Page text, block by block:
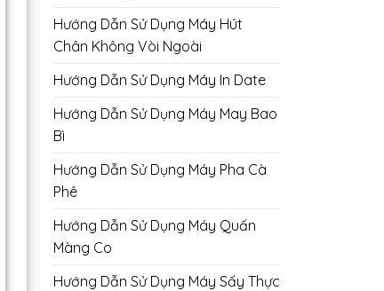
Hướng Dẫn Sử Dụng Máy Hút
Chân Không Vòi Ngoài
Hướng Dẫn Sử Dụng Máy In Date
Hướng Dẫn Sử Dụng Máy May Bao
Bì
Hướng Dẫn Sử Dụng Máy Pha Cà
Phê
Hướng Dẫn Sử Dụng Máy Quấn
Màng Co
Hướng Dẫn Sử Dụng Máy Sấy Thực